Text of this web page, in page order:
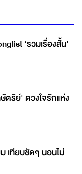
‘รวมเรื่องสั้น’
ตริย์' ดวงใจรักแห่ง
เทียบชัดๆ นอนไม่